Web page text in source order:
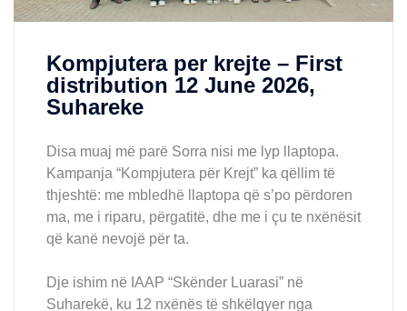
Kompjutera per krejte – First
distribution 12 June 2026,
Suhareke
Disa muaj më parë Sorra nisi me lyp llaptopa.
Kampanja “Kompjutera për Krejt” ka qëllim të
thjeshtë: me mbledhë llaptopa që s’po përdoren
ma, me i riparu, përgatitë, dhe me i çu te nxënësit
që kanë nevojë për ta.
Dje ishim në IAAP “Skënder Luarasi” në
Suharekë, ku 12 nxënës të shkëlqyer nga